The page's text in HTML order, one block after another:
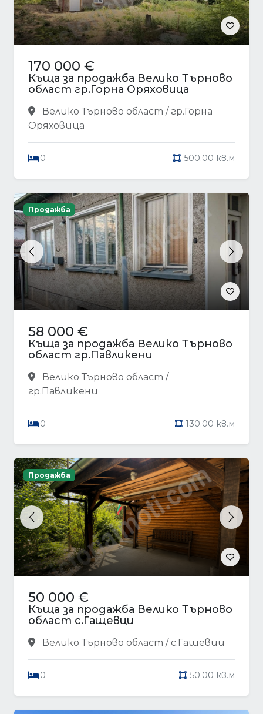
170 000 €
Къща за продажба Велико Търново
област гр.Горна Оряховица
Велико Търново област / гр.Горна
Оряховица
0 500.00 кв.м
Previous Next
Продажба
58 000 €
Къща за продажба Велико Търново
област гр.Павликени
Велико Търново област /
гр.Павликени
0 130.00 кв.м
Previous Next
Продажба
50 000 €
Къща за продажба Велико Търново
област с.Гащевци
Велико Търново област / с.Гащевци
0 50.00 кв.м